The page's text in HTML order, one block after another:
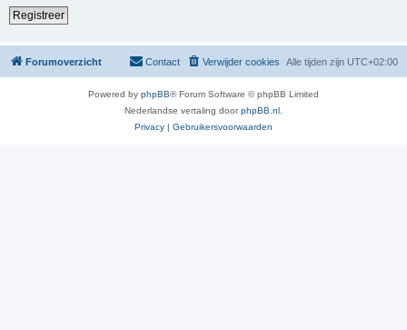
Registreer
Forumoverzicht Alle tijden zijn UTC+02:00
Verwijder cookies
Contact
Powered by phpBB® Forum Software © phpBB Limited
Nederlandse vertaling doorphpBB.nl
Privacy | Gebruikersvoorwaarden